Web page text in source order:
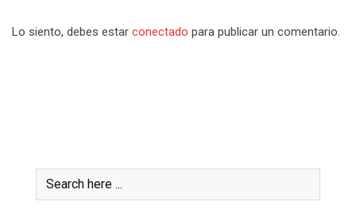
Lo siento, debes estar conectado para publicar un comentario.